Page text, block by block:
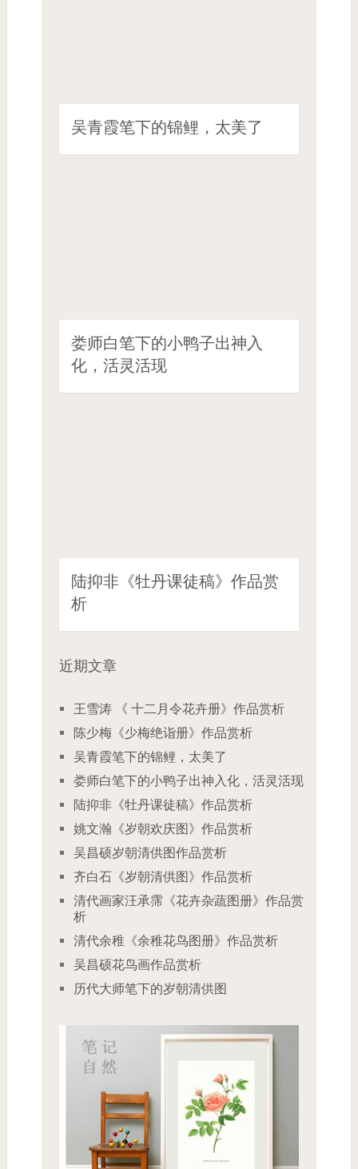
吴青霞笔下的锦鲤，太美了
娄师白笔下的小鸭子出神入
化，活灵活现
陆抑非《牡丹课徒稿》作品赏
析
近期文章
王雪涛 《 十二月令花卉册》作品赏析
陈少梅《少梅绝诣册》作品赏析
吴青霞笔下的锦鲤，太美了
娄师白笔下的小鸭子出神入化，活灵活现
陆抑非《牡丹课徒稿》作品赏析
姚文瀚《岁朝欢庆图》作品赏析
吴昌硕岁朝清供图作品赏析
齐白石《岁朝清供图》作品赏析
清代画家汪承霈《花卉杂蔬图册》作品赏
析
清代余稚《余稚花鸟图册》作品赏析
吴昌硕花鸟画作品赏析
历代大师笔下的岁朝清供图